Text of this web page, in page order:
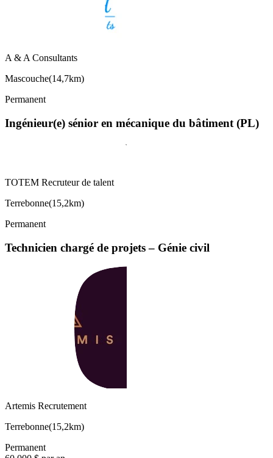
A & A Consultants
Mascouche(14,7km)
Permanent
Ingénieur(e) sénior en mécanique du bâtiment (PL)
TOTEM Recruteur de talent
Terrebonne(15,2km)
Permanent
Technicien chargé de projets – Génie civil
Artemis Recrutement
Terrebonne(15,2km)
Permanent